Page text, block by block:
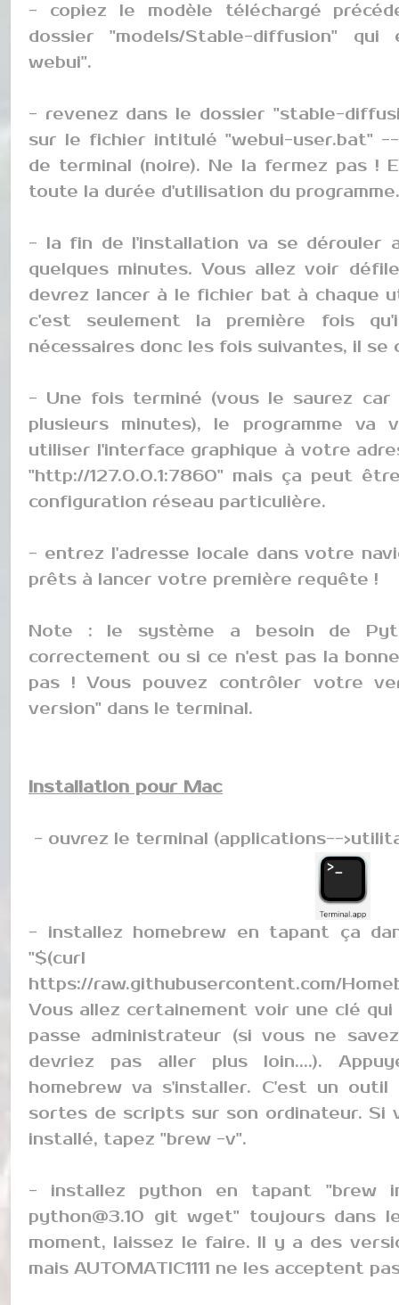
- copiez le modèle téléchargé
dossier "models/Stable-diffusion"
webui".
- revenez dans le dossier "stable-
sur le fichier intitulé "webui-user.bat"
de terminal (noire). Ne la fermez pas !
toute la durée d'utilisation du programme.
- la fin de l'installation va se dérouler
quelques minutes. Vous allez voir
devrez lancer à le fichier bat à chaque
c'est seulement la première fois
nécessaires donc les fois suivantes, il se
- Une fois terminé (vous le saurez
plusieurs minutes), le programme va
utiliser l'interface graphique à votre
"http://127.0.0.1:7860" mais ça peut
configuration réseau particulière.
- entrez l'adresse locale dans votre
prêts à lancer votre première requête !
Note : le système a besoin de
correctement ou si ce n'est pas la
pas ! Vous pouvez contrôler votre
version" dans le terminal.
Installation pour Mac
- ouvrez le terminal (applications--
- installez homebrew en tapant ça
"$(curl
https://raw.githubusercontent.com/
Vous allez certainement voir une clé
passe administrateur (si vous ne
devriez pas aller plus loin....).
homebrew va s'installer. C'est un
sortes de scripts sur son ordinateur. Si
installé, tapez "brew -v".
- installez python en tapant "brew
python@3.10 git wget" toujours dans
moment, laissez le faire. Il y a des
mais AUTOMATIC1111 ne les acceptent